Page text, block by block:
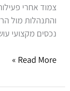
צמוד אחרי
והתנהלות מול
נכסים מקצועי
Read More »